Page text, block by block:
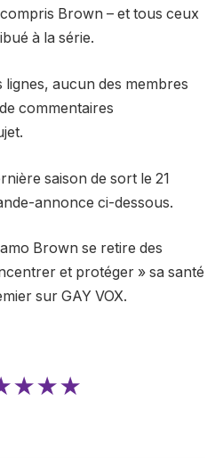
Brown – et tous ceux
à la série.
aucun des membres
commentaires
saison de sort le 21
annonce ci-dessous.
Brown se retire des
et protéger » sa santé
sur GAY VOX.